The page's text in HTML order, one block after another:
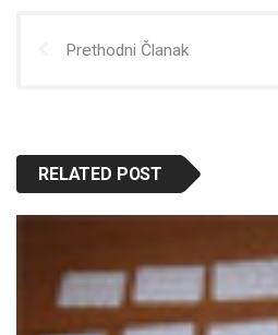
Prethodni Članak
RELATED POST